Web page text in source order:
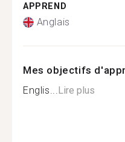
APPREND
Anglais
Mes objectifs
Englis...Lire plus